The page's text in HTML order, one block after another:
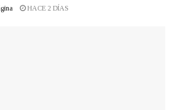
HACE 2 DÍAS